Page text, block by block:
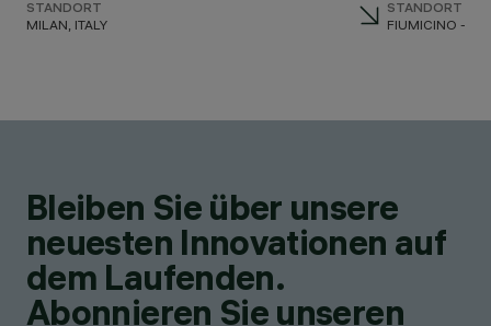
STANDORT
MILAN, ITALY
STANDORT
FIUMICINO -
Bleiben Sie über unsere
neuesten Innovationen auf
dem Laufenden.
Abonnieren Sie unseren